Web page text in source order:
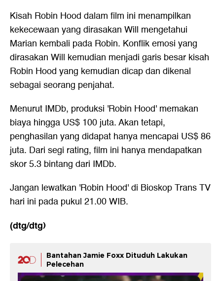
Kisah Robin Hood dalam film ini menampilkan
kekecewaan yang dirasakan Will mengetahui
Marian kembali pada Robin. Konflik emosi yang
dirasakan Will kemudian menjadi garis besar kisah
Robin Hood yang kemudian dicap dan dikenal
sebagai seorang penjahat.
Menurut IMDb, produksi 'Robin Hood' memakan
biaya hingga US$ 100 juta. Akan tetapi,
penghasilan yang didapat hanya mencapai US$ 86
juta. Dari segi rating, film ini hanya mendapatkan
skor 5.3 bintang dari IMDb.
Jangan lewatkan 'Robin Hood' di Bioskop Trans TV
hari ini pada pukul 21.00 WIB.
(dtg/dtg)
Bantahan Jamie Foxx Dituduh Lakukan
Pelecehan